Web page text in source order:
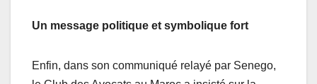
Un message politique et symbolique fort
Enfin, dans son communiqué relayé par Senego,